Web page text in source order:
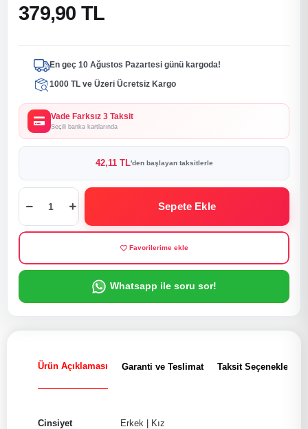
379,90 TL
En geç 10 Ağustos Pazartesi günü kargoda!
1000 TL ve Üzeri Ücretsiz Kargo
Vade Farksız 3 Taksit
Seçili banka kartlarında
42,11 TL'den başlayan taksitlerle
Sepete Ekle
Favorilerime ekle
Whatsapp ile soru sor!
Ürün Açıklaması Garanti ve Teslimat Taksit Seçenekleri
Cinsiyet Erkek | Kız